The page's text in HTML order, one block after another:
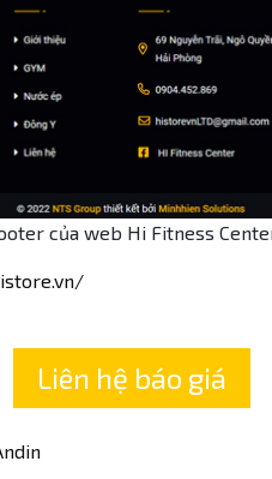
của web Hi Fitness
Liên hệ báo giá